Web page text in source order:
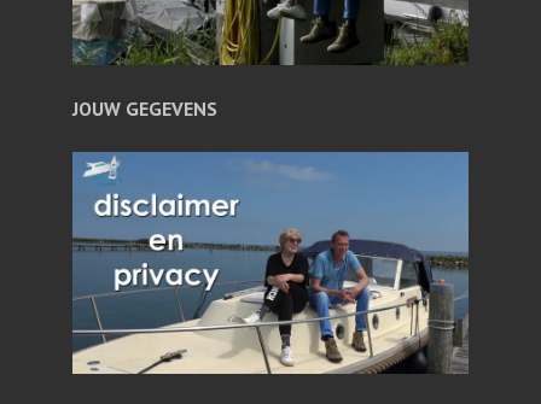
JOUW GEGEVENS